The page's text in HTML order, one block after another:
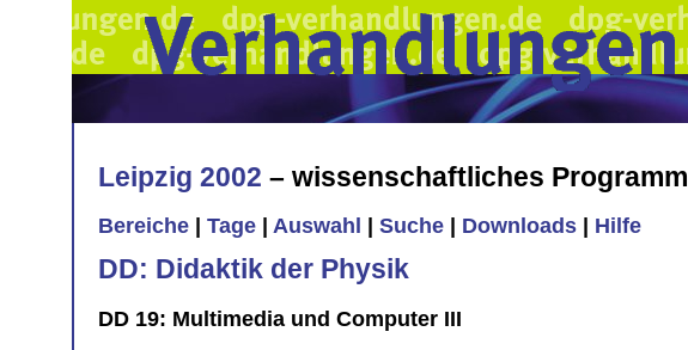
Leipzig 2002 – wissenschaftliches Programm
Bereiche Tage Auswahl Suche Downloads Hilfe
DD: Didaktik der Physik
DD 19: Multimedia und Computer III